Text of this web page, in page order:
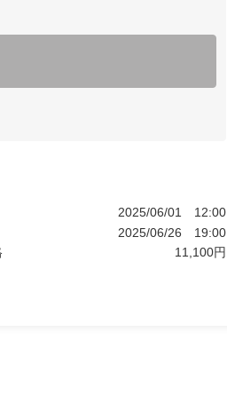
2025/06/01
12:00
2025/06/26
19:00
11,100円